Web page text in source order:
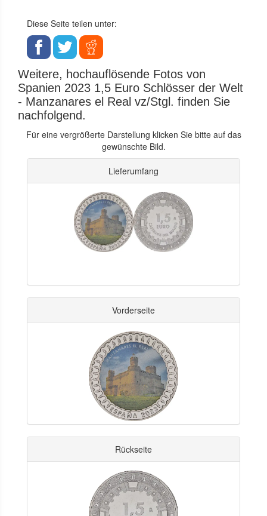
Diese Seite teilen unter:
Weitere, hochauflösende Fotos von
Spanien 2023 1,5 Euro Schlösser der Welt
- Manzanares el Real vz/Stgl. finden Sie
nachfolgend.
Für eine vergrößerte Darstellung klicken Sie bitte auf das
gewünschte Bild.
Lieferumfang
Vorderseite
Rückseite